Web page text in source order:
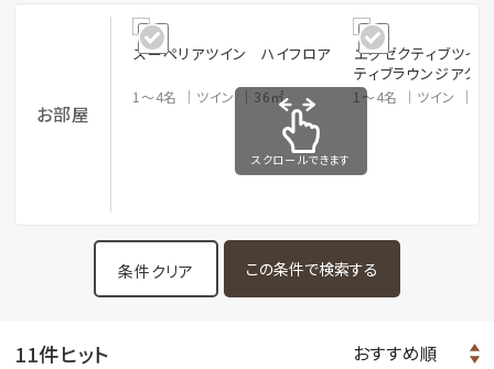
お部屋
スーペリアツイン ハイフロア
1～4名 ツイン 36㎡
エグゼクティブツイ
ティブラウンジアクセ
1～4名 ツイン
スクロールできます
条件クリア
11件ヒット